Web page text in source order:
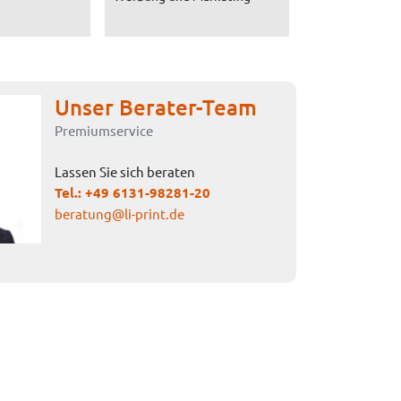
Unser Berater-Team
Premiumservice
Lassen Sie sich beraten
Tel.: +49 6131-98281-20
beratung@li-print.de